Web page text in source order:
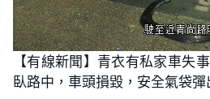
U
n
m
t
e
L
o
a
d
e
d
【有線新聞】青衣有私家車失
臥路中，車頭損毀，安全氣袋彈